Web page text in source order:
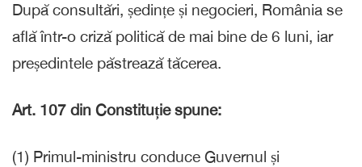
După consultări, ședințe și negocieri, România se
află într-o criză politică de mai bine de 6 luni, iar
președintele păstrează tăcerea.
Art. 107 din Constituție spune:
(1) Primul-ministru conduce Guvernul și